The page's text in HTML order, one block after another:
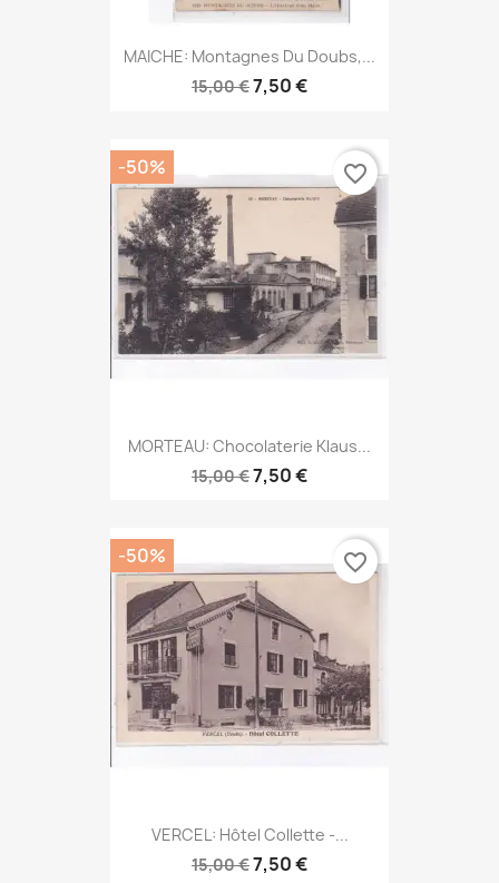
MAICHE: Montagnes Du Doubs,...
15,00 €7,50 €
MORTEAU: Chocolaterie Klaus...
15,00 €7,50 €
-50% favorite_border
VERCEL: Hôtel Collette -...
15,00 €7,50 €
-50% favorite_border